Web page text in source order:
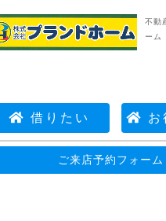
不動
ーム
借りたい お
ご来店予約フォーム
動産情報サイト | 株式会社プランド